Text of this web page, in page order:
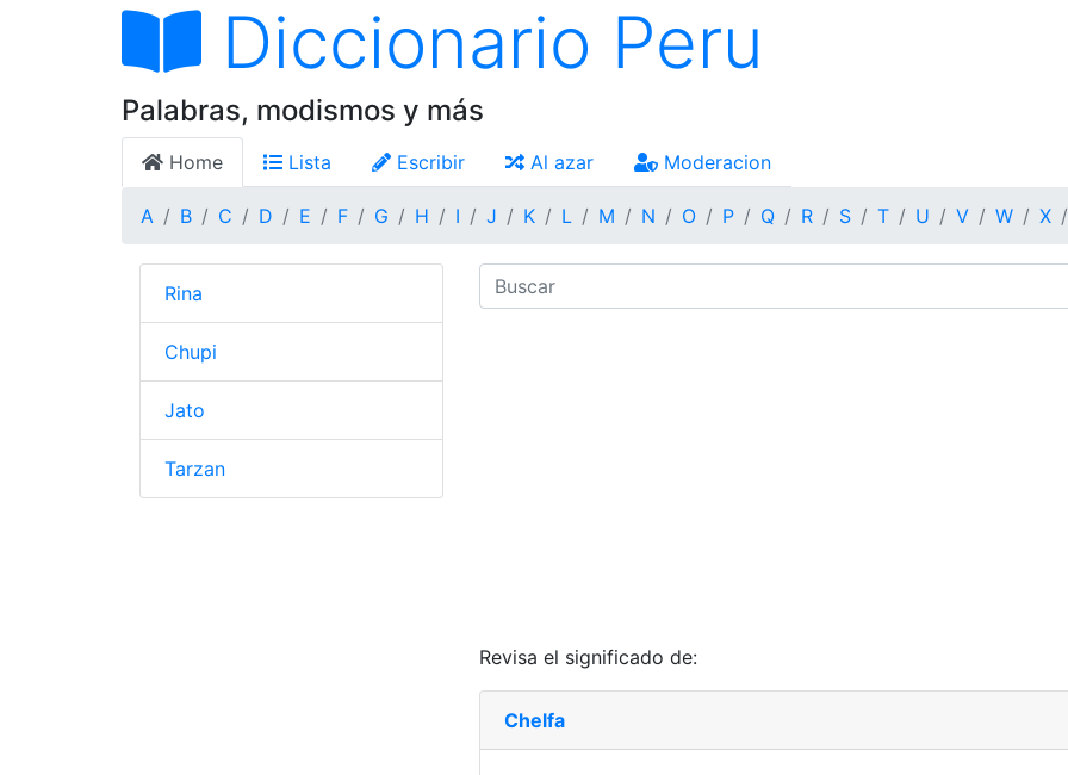
Diccionario Peru
Palabras, modismos y más
Home Lista Escribir Al azar Moderacion
A B C D E F G H I J K L M N O P Q R S T U V W X
Revisa el significado de:
Chelfa
Rina
Chupi
Jato
Tarzan